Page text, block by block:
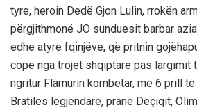
tyre, heroin Dedë Gjon Lulin, rrokën
përgjithmonë JO sunduesit barbar
edhe atyre fqinjëve, që pritnin
copë nga trojet shqiptare pas largimit
ngritur Flamurin kombëtar, më 6 prill
Bratilës legjendare, pranë Deçiqit,